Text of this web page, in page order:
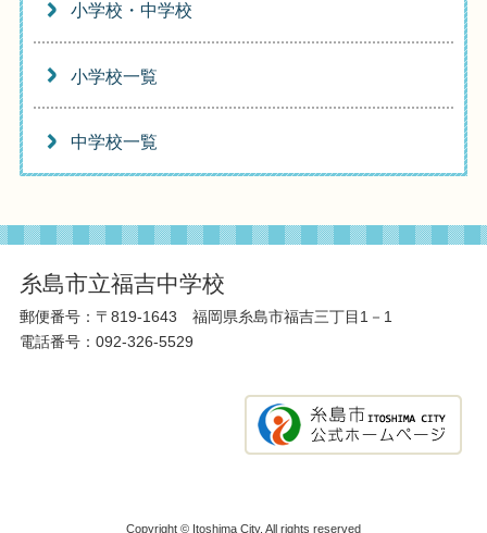
小学校・中学校
小学校一覧
中学校一覧
糸島市立福吉中学校
郵便番号：〒819-1643 福岡県糸島市福吉三丁目1－1
電話番号：092-326-5529
Copyright © Itoshima City. All rights reserved